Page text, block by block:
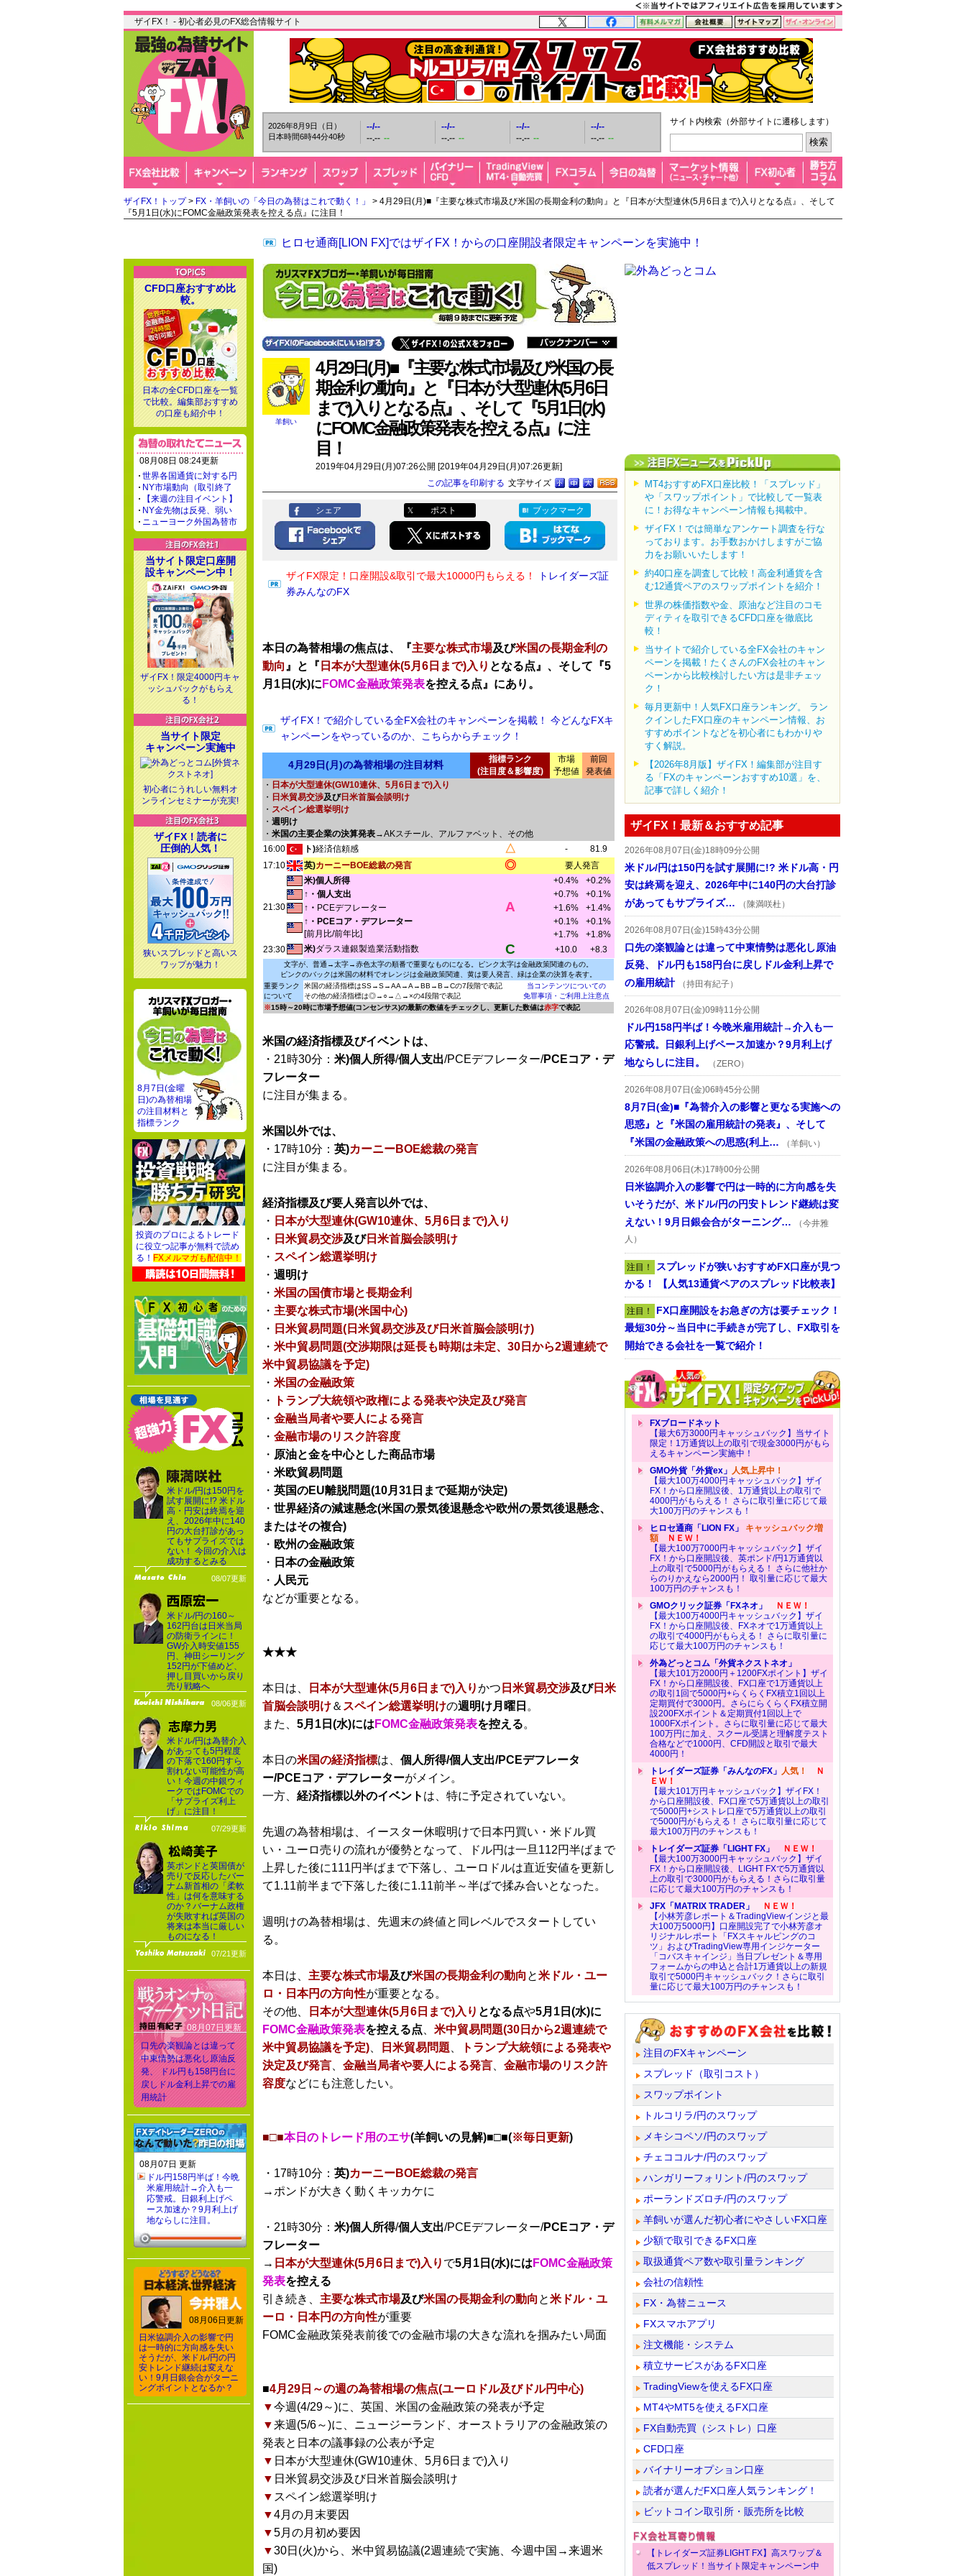
ザイFX！ - 初心者必見のFX総合情報サイト
2026年8月9日（日）
日本時間6時44分41秒
--/--
--.-- --
--/--
--.-- --
--/--
--.-- --
--/--
--.-- --
サイト内検索（外部サイトに遷移します）
ザイFX！トップ> FX・羊飼いの「今日の為替はこれで動く！」
> 4月29日(月)■『主要な株式市場及び米国の長期金利の動向』と『日本が大型連休(5月6日まで)入りとなる点』、そして
『5月1日(水)にFOMC金融政策発表を控える点』に注目！
ヒロセ通商[LION FX]ではザイFX！からの口座開設者限定キャンペーンを実施中！
羊飼い
4月29日(月)■『主要な株式市場及び米国の長
期金利の動向』と『日本が大型連休(5月6日
まで)入りとなる点』、そして『5月1日(水)
にFOMC金融政策発表を控える点』に注
目！
2019年04月29日(月)07:26公開 [2019年04月29日(月)07:26更新]
文字サイズ
この記事を印刷する
シェア ポスト ブックマーク
ザイFX限定！口座開設&取引で最大10000円もらえる！
トレイダーズ証
券みんなのFX
本日の為替相場の焦点は、『主要な株式市場及び米国の長期金利の
動向 』と『 日本が大型連休(5月6日まで)入り となる点』、そして『5
月1日(水)に FOMC金融政策発表を控える点』にあり。
ザイFX！で紹介している全FX会社のキャンペーンを掲載！ 今どんなFXキ
ャンペーンをやっているのか、こちらからチェック！
4月29日(月)の為替相場の注目材料
指標ランク
(注目度＆影響度)
市場
予想値
前回
発表値
・ 日本が大型連休(GW10連休、5月6日まで)入り
・ 日米貿易交渉及び日米首脳会談明け
・ スペイン総選挙明け
・ 週明け
・ 米国の主要企業の決算発表→AKスチール、アルファベット、その他
16:00
ト)経済信頼感 △ -
81.9
17:10
英)カーニーBOE総裁の発言 ◎ 要人発言
21:30
米)個人所得
A
+0.4%
+0.2%
↑・個人支出
+0.7%
+0.1%
↑・ PCEデフレーター +1.6%
+1.4%
↑・PCEコア・デフレーター
[前月比/前年比]
+0.1%
+0.1%
+1.7%
+1.8%
23:30
米)ダラス連銀製造業活動指数 C +10.0 +8.3
文字が、普通→太字→赤色太字の順番で重要なものになる。ピンク太字は金融政策関連のもの。
ピンクのバックは米国の材料でオレンジは金融政策関連、黄は要人発言、緑は企業の決算を表す。
重要ランク
について
米国の経済指標はSS→S→AA→A→BB→B→Cの7段階で表記
その他の経済指標は◎→○→△→×の4段階で表記
当コンテンツについての
免罪事項・ご利用上注意点
※15時～20時に市場予想値(コンセンサス)の最新の数値をチェックし、更新した数値は赤字で表記
米国の経済指標及びイベントは、
・21時30分： 米)個人所得/個人支出/PCEデフレーター/PCEコア・デ
フレーター
に注目が集まる。
米国以外では、
・17時10分： 英)カーニーBOE総裁の発言
に注目が集まる。
経済指標及び要人発言以外では、
・ 日本が大型連休(GW10連休、5月6日まで)入り
・ 日米貿易交渉及び日米首脳会談明け
・ スペイン総選挙明け
・ 週明け
・ 米国の国債市場と長期金利
・ 主要な株式市場(米国中心)
・ 日米貿易問題(日米貿易交渉及び日米首脳会談明け)
・ 米中貿易問題(交渉期限は延長も時期は未定、30日から2週連続で
米中貿易協議を予定)
・ 米国の金融政策
・
トランプ大統領や政権による発表や決定及び発言
・ 金融当局者や要人による発言
・ 金融市場のリスク許容度
・ 原油と金を中心とした商品市場
・ 米欧貿易問題
・ 英国のEU離脱問題(10月31日まで延期が決定)
・ 世界経済の減速懸念(米国の景気後退懸念や欧州の景気後退懸念、
またはその複合)
・ 欧州の金融政策
・ 日本の金融政策
・ 人民元
などが重要となる。
★★★
本日は、 日本が大型連休(5月6日まで)入りかつ 日米貿易交渉及び日米
首脳会談明け＆ スペイン総選挙明けの週明け月曜日 。
また、 5月1日(水)には FOMC金融政策発表を控える。
本日の米国の経済指標は、 個人所得/個人支出/PCEデフレータ
ー/PCEコア・デフレーターがメイン。
一方、 経済指標以外のイベント は、特に予定されていない。
先週の為替相場は、イースター休暇明けで日本円買い・米ドル買
い・ユーロ売りの流れが優勢となって、ドル円は一旦112円半ばまで
上昇した後に111円半ばまで下落し、ユーロドルは直近安値を更新し
て1.11前半まで下落した後に1.11前半～半ばで揉み合いとなった。
週明けの為替相場は、先週末の終値と同レベルでスタートしてい
る。
本日は、 主要な株式市場及び米国の長期金利の動向 と米ドル・ユー
ロ・日本円の方向性が重要となる。
その他、
日本が大型連休(5月6日まで)入り となる点や5月1日(水)に
FOMC金融政策発表を控える点
米中貿易問題(30日から2週連続で
米中貿易協議を予定)
日米貿易問題
トランプ大統領による発表や
決定及び発言
金融当局者や要人による発言
金融市場のリスク許
容度などにも注意したい。
■□■本日のトレード用のエサ(羊飼いの見解)■□■(※毎日更新)
・17時10分： 英)カーニーBOE総裁の発言
→ポンドが大きく動くキッカケに
・21時30分： 米)個人所得/個人支出/PCEデフレーター/PCEコア・デ
フレーター
→ 日本が大型連休(5月6日まで)入り で5月1日(水)には FOMC金融政策
発表を控える
引き続き、 主要な株式市場及び米国の長期金利の動向 と米ドル・ユ
ーロ・日本円の方向性が重要
FOMC金融政策発表前後での金融市場の大きな流れを掴みたい局面
■4月29日～の週の為替相場の焦点(ユーロドル及びドル円中心)
▼今週(4/29～)に、英国、米国の金融政策の発表が予定
▼来週(5/6～)に、ニュージーランド、オーストラリアの金融政策の
発表と日本の議事録の公表が予定
▼ 日本が大型連休(GW10連休、5月6日まで)入り
▼ 日米貿易交渉及び日米首脳会談明け
▼ スペイン総選挙明け
▼4月の月末要因
▼5月の月初め要因
▼30日(火)から、米中貿易協議(2週連続で実施、今週中国→来週米
国)
MT4おすすめFX口座比較！「スプレッド」
や「スワップポイント」で比較して一覧表
に！お得なキャンペーン情報も掲載中。
ザイFX！では簡単なアンケート調査を行な
っております。お手数おかけしますがご協
力をお願いいたします！
約40口座を調査して比較！高金利通貨を含
む12通貨ペアのスワップポイントを紹介！
世界の株価指数や金、原油など注目のコモ
ディティを取引できるCFD口座を徹底比
較！
当サイトで紹介している全FX会社のキャン
ペーンを掲載！たくさんのFX会社のキャン
ペーンから比較検討したい方は是非チェッ
ク！
毎月更新中！人気FX口座ランキング。 ラン
クインしたFX口座のキャンペーン情報、お
すすめポイントなどを初心者にもわかりや
すく解説。
【2026年8月版】ザイFX！編集部が注目す
る「FXのキャンペーンおすすめ10選」を、
記事で詳しく紹介！
ザイFX！最新＆おすすめ記事
2026年08月07日(金)18時09分公開
米ドル/円は150円を試す展開に!? 米ドル高・円
安は終焉を迎え、2026年中に140円の大台打診
があってもサプライズ…
（陳満咲杜）
2026年08月07日(金)15時43分公開
口先の楽観論とは違って中東情勢は悪化し原油
反発、ドル円も158円台に戻しドル金利上昇で
の雇用統計
（持田有紀子）
2026年08月07日(金)09時11分公開
ドル円158円半ば！今晩米雇用統計→介入も一
応警戒。日銀利上げペース加速か？9月利上げ
地ならしに注目。
（ZERO）
2026年08月07日(金)06時45分公開
8月7日(金)■『為替介入の影響と更なる実施への
思惑』と『米国の雇用統計の発表』、そして
『米国の金融政策への思惑(利上…
（羊飼い）
2026年08月06日(木)17時00分公開
日米協調介入の影響で円は一時的に方向感を失
いそうだが、米ドル/円の円安トレンド継続は変
えない！9月日銀会合がターニング…
（今井雅
人）
注目！ スプレッドが狭いおすすめFX口座が見つ
かる！ 【人気13通貨ペアのスプレッド比較表】
注目！ FX口座開設をお急ぎの方は要チェック！
最短30分～当日中に手続きが完了し、FX取引を
開始できる会社を一覧で紹介！
FXブロードネット
【最大6万3000円キャッシュバック】当サイト
限定！1万通貨以上の取引で現金3000円がもら
えるキャンペーン実施中！
GMO外貨「外貨ex」 人気上昇中！
【最大100万4000円キャッシュバック】ザイ
FX！から口座開設後、1万通貨以上の取引で
4000円がもらえる！ さらに取引量に応じて最
大100万円のチャンスも！
ヒロセ通商「LION FX」 キャッシュバック増
額ＮＥＷ！
【最大100万7000円キャッシュバック】ザイ
FX！から口座開設後、英ポンド/円1万通貨以
上の取引で5000円がもらえる！ さらに他社か
らのりかえなら2000円！ 取引量に応じて最大
100万円のチャンスも！
GMOクリック証券「FXネオ」
ＮＥＷ！
【最大100万4000円キャッシュバック】ザイ
FX！から口座開設後、FXネオで1万通貨以上
の取引で4000円がもらえる！ さらに取引量に
応じて最大100万円のチャンスも！
外為どっとコム「外貨ネクストネオ」
【最大101万2000円＋1200FXポイント】ザイ
FX！から口座開設後、FX口座で1万通貨以上
の取引1回で5000円+らくらくFX積立1回以上
定期買付で3000円。さらにらくらくFX積立開
設200FXポイント＆定期買付1回以上で
1000FXポイント。さらに取引量に応じて最大
100万円に加え、スクール受講と理解度テスト
合格などで1000円、CFD開設と取引で最大
4000円！
トレイダーズ証券「みんなのFX」 人気！
Ｎ
ＥＷ！
【最大101万円キャッシュバック】ザイFX！
から口座開設後、FX口座で5万通貨以上の取引
で5000円+シストレ口座で5万通貨以上の取引
で5000円がもらえる！ さらに取引量に応じて
最大100万円のチャンスも！
トレイダーズ証券「LIGHT FX」
ＮＥＷ！
【最大100万3000円キャッシュバック】ザイ
FX！から口座開設後、LIGHT FXで5万通貨以
上の取引で3000円がもらえる！さらに取引量
に応じて最大100万円のチャンスも！
JFX「MATRIX TRADER」
ＮＥＷ！
【小林芳彦レポート＆TradingViewインジと最
大100万5000円】口座開設完了で小林芳彦オ
リジナルレポート「FXスキャルピングのコ
ツ」およびTradingView専用インジケーター
「コバスキャインジ」当日プレゼント＆専用
フォームからの申込と合計1万通貨以上の新規
取引で5000円キャッシュバック！さらに取引
量に応じて最大100万円のチャンスも！
注目のFXキャンペーン
スプレッド（取引コスト）
スワップポイント
トルコリラ/円のスワップ
メキシコペソ/円のスワップ
チェココルナ/円のスワップ
ハンガリーフォリント/円のスワップ
ポーランドズロチ/円のスワップ
羊飼いが選んだ初心者にやさしいFX口座
少額で取引できるFX口座
取扱通貨ペア数や取引量ランキング
会社の信頼性
FX・為替ニュース
FXスマホアプリ
注文機能・システム
積立サービスがあるFX口座
TradingViewを使えるFX口座
MT4やMT5を使えるFX口座
FX自動売買（シストレ）口座
CFD口座
バイナリーオプション口座
読者が選んだFX口座人気ランキング！
ビットコイン取引所・販売所を比較
【トレイダーズ証券LIGHT FX】高スワップ＆
低スプレッド！当サイト限定キャンペーン中
CFD口座おすすめ比
較。
日本の全CFD口座を一覧
で比較。編集部おすすめ
の口座も紹介中！
08月08日 08:24更新
世界各国通貨に対する円
NY市場動向（取引終了
【来週の注目イベント】
NY金先物は反発、弱い
ニューヨーク外国為替市
当サイト限定口座開
設キャンペーン中！
ザイFX！限定4000円キャ
ッシュバックがもらえ
る！
当サイト限定
キャンペーン実施中
初心者にうれしい無料オ
ンラインセミナーが充実!
ザイFX！読者に
圧倒的人気！
狭いスプレッドと高いス
ワップが魅力！
8月7日(金曜
日)の為替相場
の注目材料と
指標ランク
投資のプロによるトレード
に役立つ記事が無料で読め
る！ FXメルマガも配信中！
米ドル/円は150円を
試す展開に!? 米ドル
高・円安は終焉を迎
え、2026年中に140
円の大台打診があっ
てもサプライズでは
ない！ 今回の介入は
成功するとみる
08/07更新
米ドル/円の160～
162円台は日米当局
の防衛ラインに！
GW介入時安値155
円、神田シーリング
152円が下値めど、
押し目買いから戻り
売り戦略へ
08/06更新
米ドル/円は為替介入
があっても5円程度
の下落で160円すら
割れない可能性が高
い！今週の中銀ウィ
ークではFOMCでの
「サプライズ利上
げ」に注目！
07/29更新
英ポンドと英国債が
売りで反応したバー
ナム新首相の「柔軟
性」は何を意味する
のか？バーナム政権
が失敗すれば英国の
将来は本当に厳しい
ものになる！
07/21更新
08月07日更新
口先の楽観論とは違って
中東情勢は悪化し原油反
発、 ドル円も158円台に
戻しドル金利上昇での雇
用統計
08月07日 更新
ドル円158円半ば！今晩
米雇用統計→介入も一
応警戒。日銀利上げペ
ース加速か？9月利上げ
地ならしに注目。
08月06日更新
日米協調介入の影響で円
は一時的に方向感を失い
そうだが、米ドル/円の円
安トレンド継続は変えな
い！9月日銀会合がターニ
ングポイントとなるか？